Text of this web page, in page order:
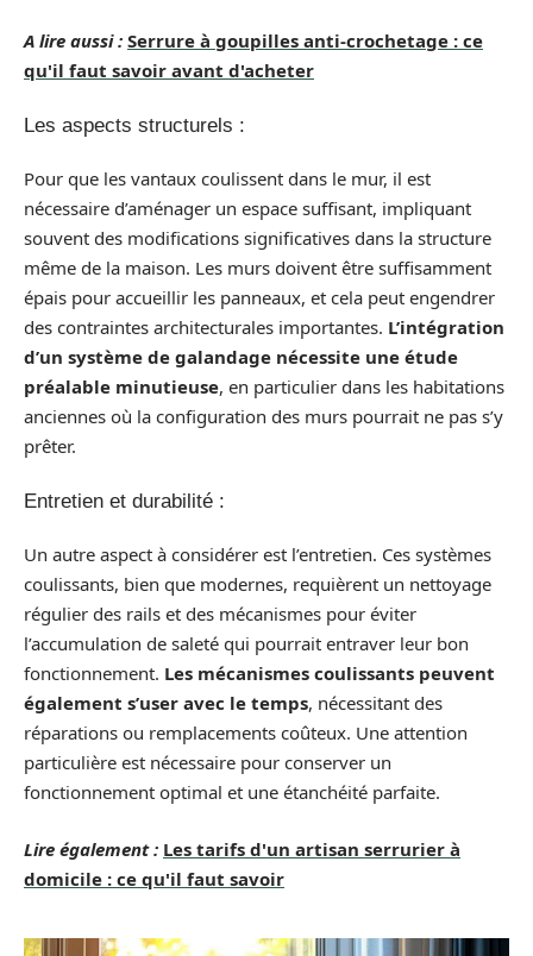
A lire aussi : Serrure à goupilles anti-crochetage : ce
qu'il faut savoir avant d'acheter
Les aspects structurels :
Pour que les vantaux coulissent dans le mur, il est
nécessaire d’aménager un espace suffisant, impliquant
souvent des modifications significatives dans la structure
même de la maison. Les murs doivent être suffisamment
épais pour accueillir les panneaux, et cela peut engendrer
des contraintes architecturales importantes. L’intégration
d’un système de galandage nécessite une étude
préalable minutieuse, en particulier dans les habitations
anciennes où la configuration des murs pourrait ne pas s’y
prêter.
Entretien et durabilité :
Un autre aspect à considérer est l’entretien. Ces systèmes
coulissants, bien que modernes, requièrent un nettoyage
régulier des rails et des mécanismes pour éviter
l’accumulation de saleté qui pourrait entraver leur bon
fonctionnement. Les mécanismes coulissants peuvent
également s’user avec le temps, nécessitant des
réparations ou remplacements coûteux. Une attention
particulière est nécessaire pour conserver un
fonctionnement optimal et une étanchéité parfaite.
Lire également : Les tarifs d'un artisan serrurier à
domicile : ce qu'il faut savoir